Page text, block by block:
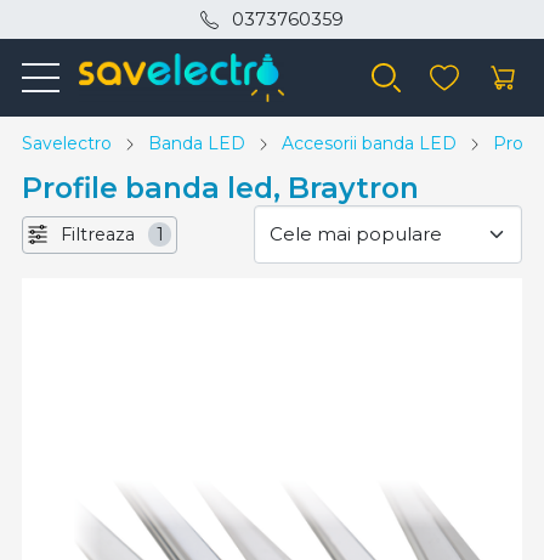
0373760359
Savelectro Banda LED Accesorii banda LED
Profile banda led, Braytron
Filtreaza 1